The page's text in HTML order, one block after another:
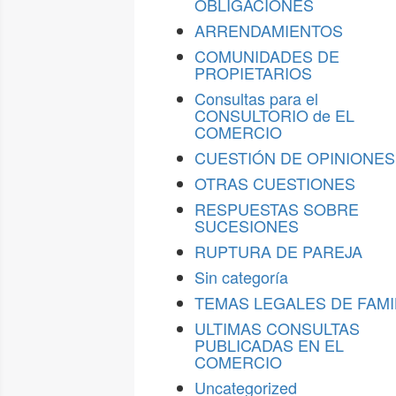
ARRENDAMIENTOS
COMUNIDADES DE
PROPIETARIOS
Consultas para el
CONSULTORIO de EL
COMERCIO
CUESTIÓN DE OPINIONES
OTRAS CUESTIONES
RESPUESTAS SOBRE
SUCESIONES
RUPTURA DE PAREJA
Sin categoría
TEMAS LEGALES DE
ULTIMAS CONSULTAS
PUBLICADAS EN EL
COMERCIO
Uncategorized